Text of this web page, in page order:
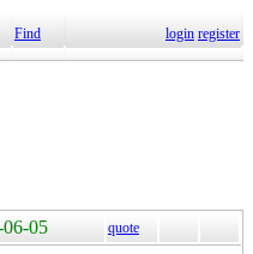
Find login register
05 quote